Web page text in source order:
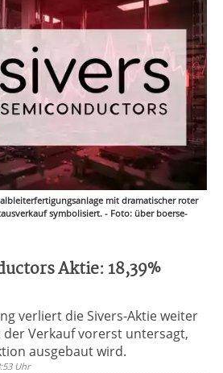
mit dramatischer roter
symbolisiert. - Foto: über boerse-
Aktie: 18,39%
verliert die Sivers-Aktie weiter
Verkauf vorerst untersagt,
ausgebaut wird.
Uhr